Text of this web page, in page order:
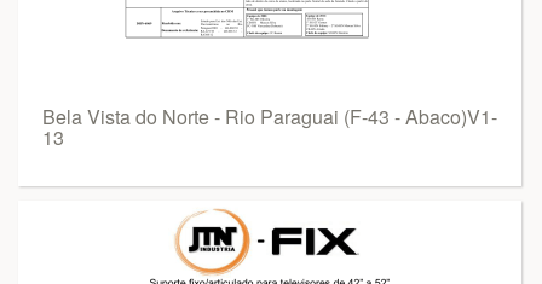
Bela Vista do Norte - Rio Paraguai (F-43 - Abaco)V1-
13